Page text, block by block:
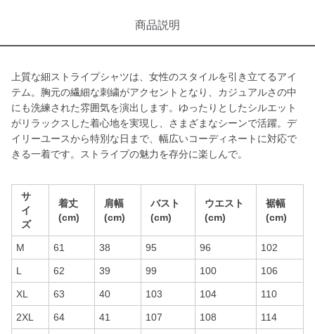
商品説明
上質な細ストライプシャツは、女性のスタイルを引き立てるアイ
テム。胸元の繊細な刺繍がアクセントとなり、カジュアルさの中
にも洗練された雰囲気を演出します。ゆったりとしたシルエット
がリラックスした着心地を実現し、さまざまなシーンで活躍。デ
イリーユースから特別な日まで、幅広いコーディネートに対応で
きる一着です。ストライプの魅力を存分に楽しんで。
サ
イ
ズ
着丈
(cm)
肩幅
(cm)
バスト
(cm)
ウエスト
(cm)
裾幅
(cm)
M 61 38 95 96 102
L 62 39 99 100 106
XL 63 40 103 104 110
2XL 64 41 107 108 114